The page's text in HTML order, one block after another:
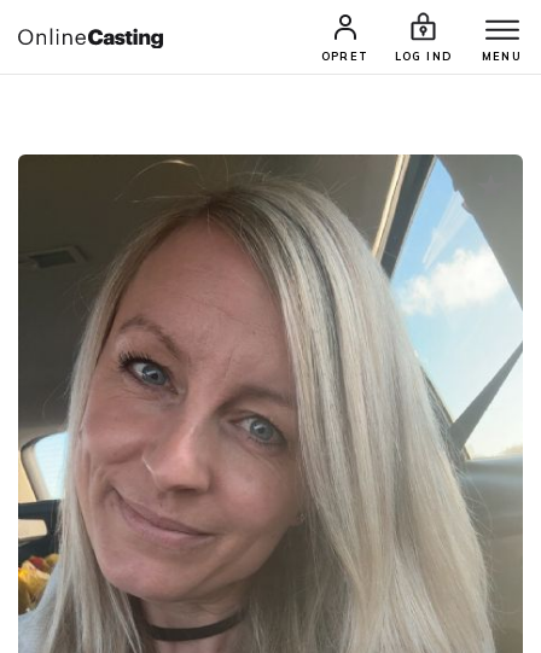
OPRET LOG IND MENU
CASTINGS & JOBS SØG PROFIL